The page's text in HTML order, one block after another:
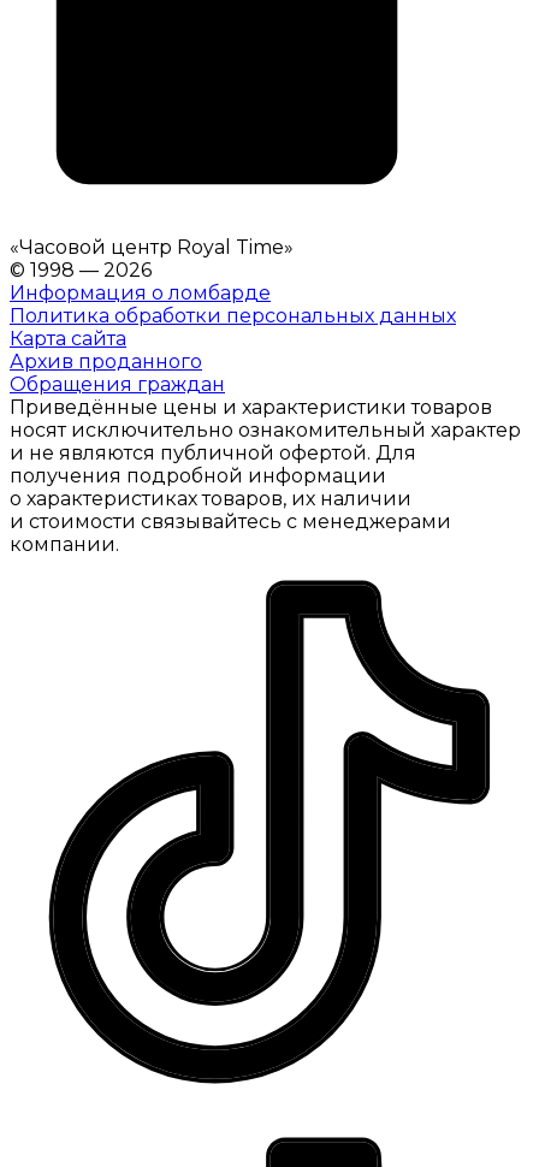
«Часовой центр Royal Time»
© 1998 — 2026
Информация о ломбарде
Политика обработки персональных данных
Карта сайта
Архив проданного
Обращения граждан
Приведённые цены и характеристики товаров
носят исключительно ознакомительный характер
и не являются публичной офертой. Для
получения подробной информации
о характеристиках товаров, их наличии
и стоимости связывайтесь с менеджерами
компании.